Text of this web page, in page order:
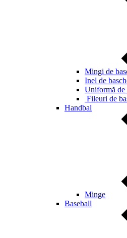
Mingi de
Inel de
Uniformă de
Fileuri de
Handbal
Minge
Baseball